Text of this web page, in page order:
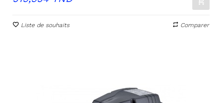
Liste de souhaits Comparer